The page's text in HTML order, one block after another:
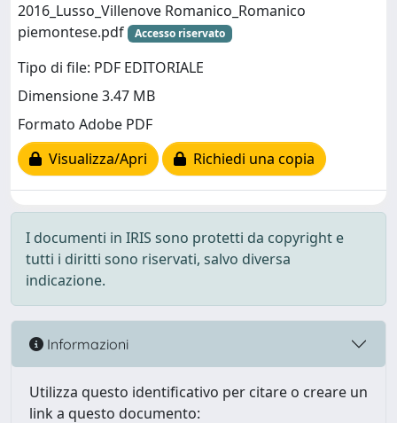
2016_Lusso_Villenove Romanico_Romanico
piemontese.pdf
Accesso riservato
Tipo di file: PDF EDITORIALE
Dimensione 3.47 MB
Formato Adobe PDF
Visualizza/Apri
Richiedi una copia
I documenti in IRIS sono protetti da copyright e
tutti i diritti sono riservati, salvo diversa
indicazione.
Informazioni
Utilizza questo identificativo per citare o creare un
link a questo documento: